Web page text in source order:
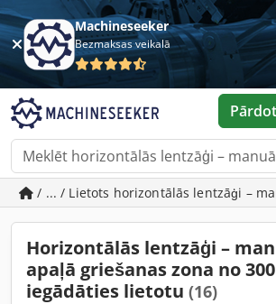
Machineseeker
Bezmaksas veikalā
Pārdot
/ ... / Lietots horizontālās lentzāģi –
Horizontālās lentzāģi –
apaļā griešanas zona no
iegādāties lietotu (16)